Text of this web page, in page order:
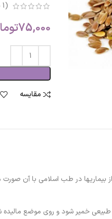
(
1
75,000
مقایسه
بیماریها در طب اسلامی با آن صورت
و روی موضع مالیده شود. سپس با